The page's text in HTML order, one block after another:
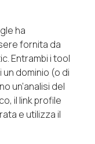
ha
fornita da
Entrambi i tool
dominio (o di
un’analisi del
il ​link profile​
e utilizza il